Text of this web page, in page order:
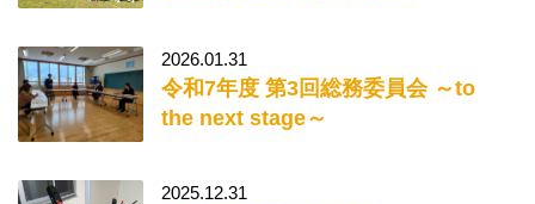
2026.01.31
令和7年度 第3回総務委員会 ～to
the next stage～
2025.12.31